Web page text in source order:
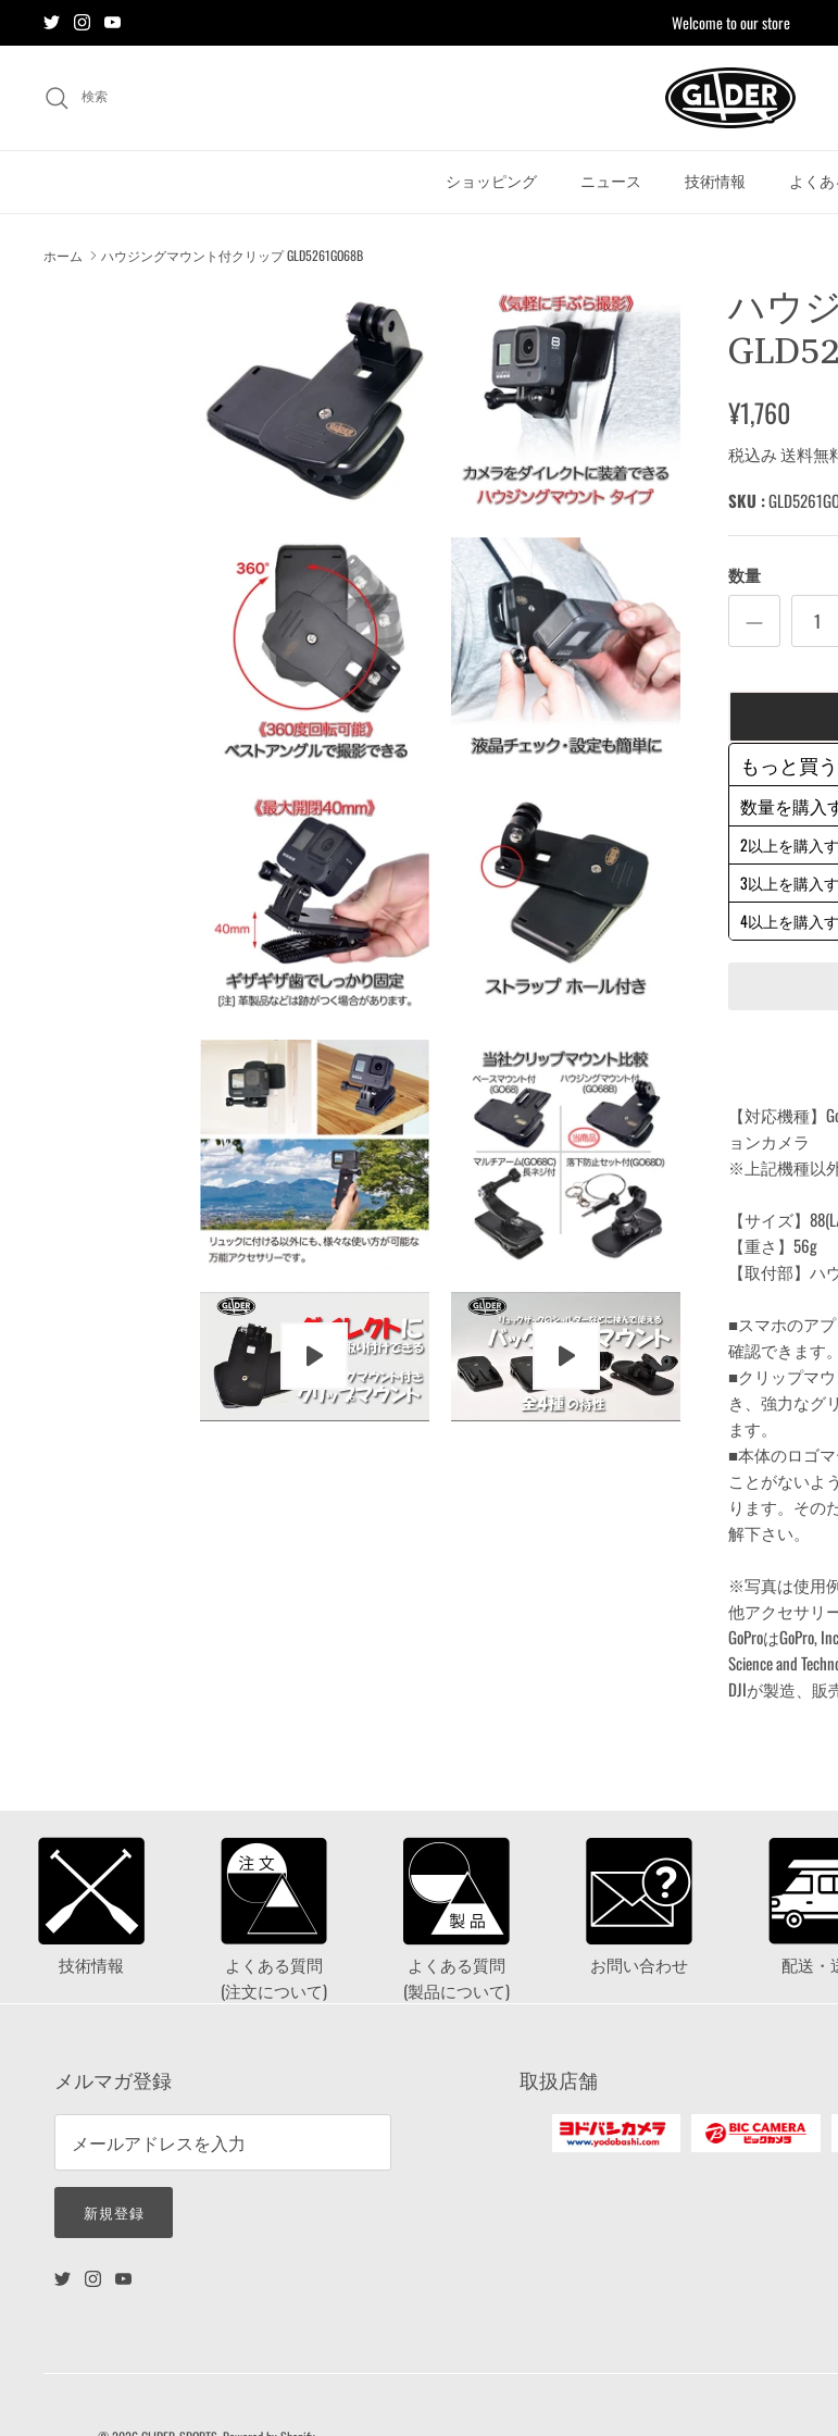
Welcome to our store
検索
ショッピング ニュース 技術情報 よく
ホーム ハウジングマウント付クリップ GLD5261GO68B
ハウ
¥1,760
税込み 送料無
SKU :
数量
もっと買
数量を購入
2以上を購入
3以上を購入
4以上を購入
【対応機種】
ョンカメラ
※上記機種以
【サイズ】
【重さ】56g
【取付部】ハ
■スマホのア
確認できます。
■クリップマ
き、強力なグ
ます。
■本体のロゴ
ことがないよ
ります。その
解下さい。
※写真は使用例
他アクセサリ
GoProはGoPro,
Science and
DJIが製造、販
技術情報
よくある質問
(注文について)
よくある質問
(製品について)
お問い合わせ 配送・
メルマガ登録
新規登録
取扱店舗